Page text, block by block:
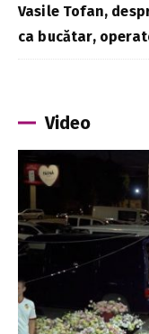
Vasile Tofan,
ca bucătar,
Video